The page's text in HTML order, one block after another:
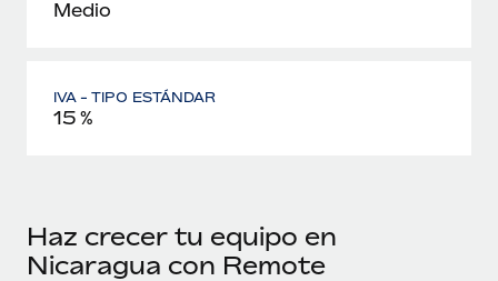
Medio
IVA - TIPO ESTÁNDAR
15 %
Haz crecer tu equipo en
Nicaragua con Remote